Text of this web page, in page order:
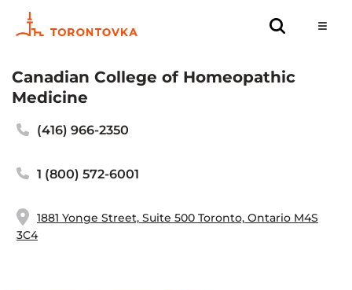
Canadian College of Homeopathic
Medicine
(416) 966-2350
1 (800) 572-6001
1881 Yonge Street, Suite 500 Toronto, Ontario M4S
3C4